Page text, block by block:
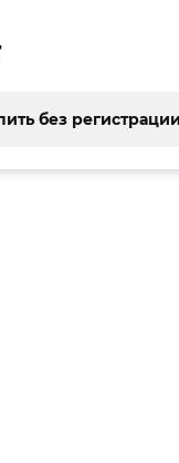
без регистрации